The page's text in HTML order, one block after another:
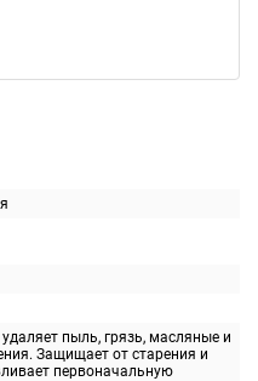
пыль, грязь, масляные и
Защищает от старения и
первоначальную